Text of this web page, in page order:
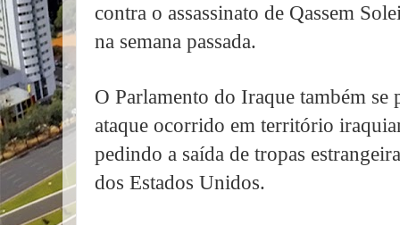
contra o assassinato de Qassem
na semana passada.
O Parlamento do Iraque também
ataque ocorrido em território
pedindo a saída de tropas
dos Estados Unidos.